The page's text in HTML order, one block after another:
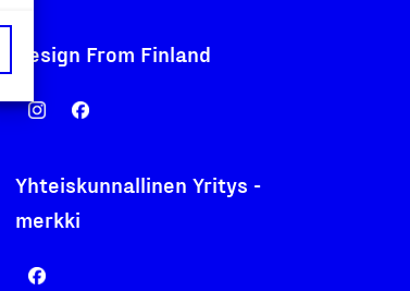
Design From Finland
Yhteiskunnallinen Yritys -
merkki